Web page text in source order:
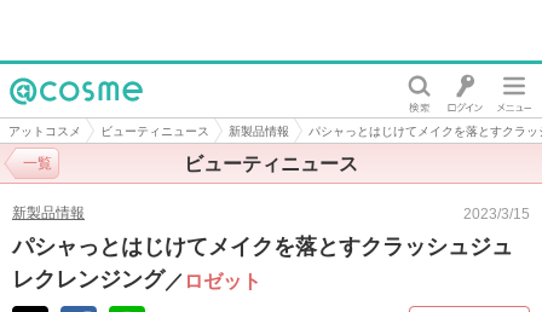
@cosme
アットコスメ ビューティニュース 新製品情報 パシャっとはじけてメイクを落とすクラ
ビューティニュース
一覧
新製品情報 2023/3/15
パシャっとはじけてメイクを落とすクラッシュジュ
レクレンジング／ ロゼット